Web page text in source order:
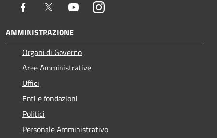
Facebook Twitter YoutubeInstagram
AMMINISTRAZIONE
Organi di Governo
Aree Amministrative
Uffici
Enti e fondazioni
Politici
Personale Amministrativo